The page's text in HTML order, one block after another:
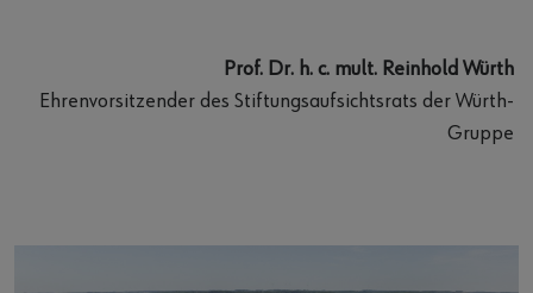
Prof. Dr. h. c. mult. Reinhold Würth
Ehrenvorsitzender des Stiftungsaufsichtsrats der Würth-
Gruppe